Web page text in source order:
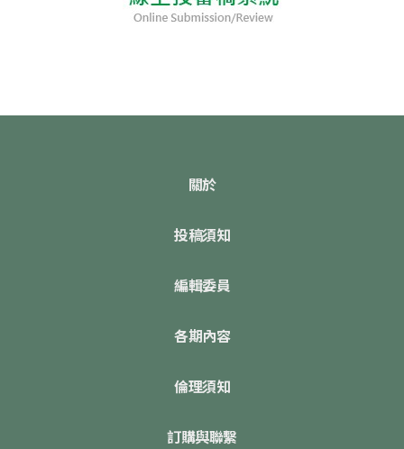
關於
投稿須知
編輯委員
各期內容
倫理須知
訂購與聯繫